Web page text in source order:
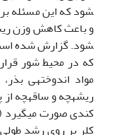
شود که این مسئله
و باعث کاهش وزن
شود. گزارش شده
که در محیط شور
مواد اندوخته­ی
ریشه­چه و ساقه­چه